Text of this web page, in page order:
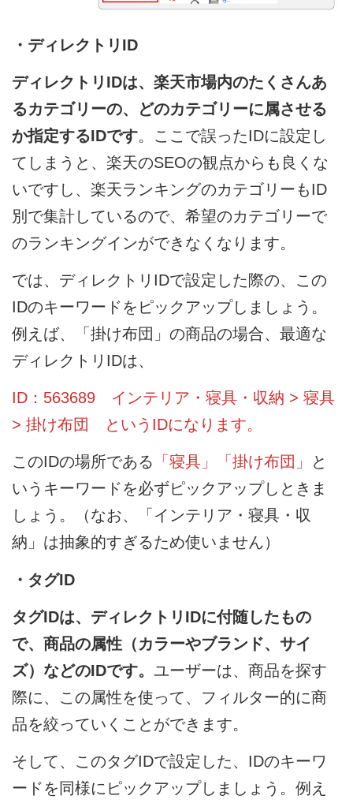
・ディレクトリID
ディレクトリIDは、楽天市場内のたくさんあ
るカテゴリーの、どのカテゴリーに属させる
か指定するIDです。ここで誤ったIDに設定し
てしまうと、楽天のSEOの観点からも良くな
いですし、楽天ランキングのカテゴリーもID
別で集計しているので、希望のカテゴリーで
のランキングインができなくなります。
では、ディレクトリIDで設定した際の、この
IDのキーワードをピックアップしましょう。
例えば、「掛け布団」の商品の場合、最適な
ディレクトリIDは、
ID：563689 インテリア・寝具・収納 > 寝具
> 掛け布団 というIDになります。
このIDの場所である 「寝具」「掛け布団」
と
いうキーワードを必ずピックアップしときま
しょう。（なお、「インテリア・寝具・収
納」は抽象的すぎるため使いません）
・タグID
タグIDは、ディレクトリIDに付随したもの
で、商品の属性（カラーやブランド、サイ
ズ）などのIDです。 ユーザーは、商品を探す
際に、この属性を使って、フィルター的に商
品を絞っていくことができます。
そして、このタグIDで設定した、IDのキーワ
ードを同様にピックアップしましょう。例え